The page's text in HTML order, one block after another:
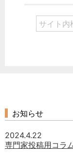
お知らせ
2024.4.22
専門家投稿用コラ